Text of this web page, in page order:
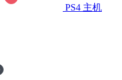
PS4 主机